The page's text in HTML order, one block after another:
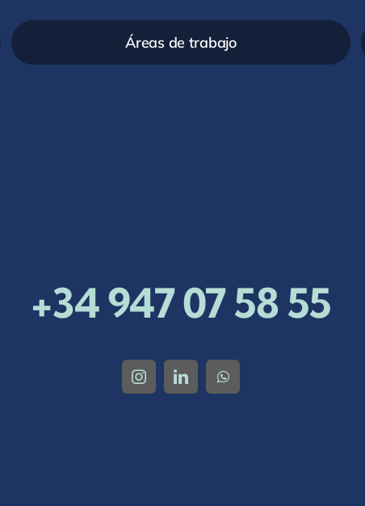
Áreas de trabajo
+34 947 07 58 55